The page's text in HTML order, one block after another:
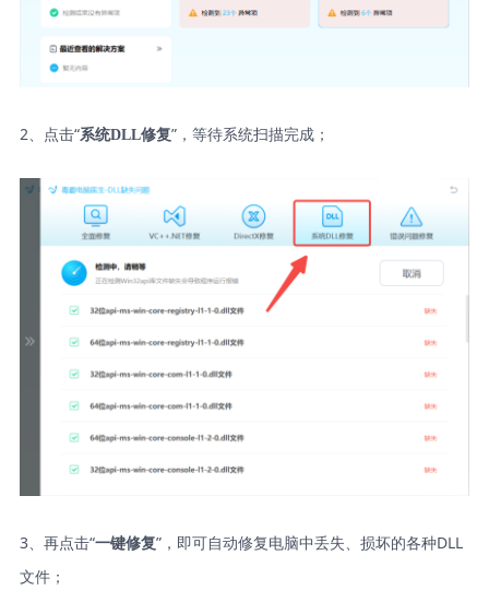
2、点击“系统DLL修复”，等待系统扫描完成；
3、再点击“一键修复”，即可自动修复电脑中丢失、损坏的各种DLL
文件；